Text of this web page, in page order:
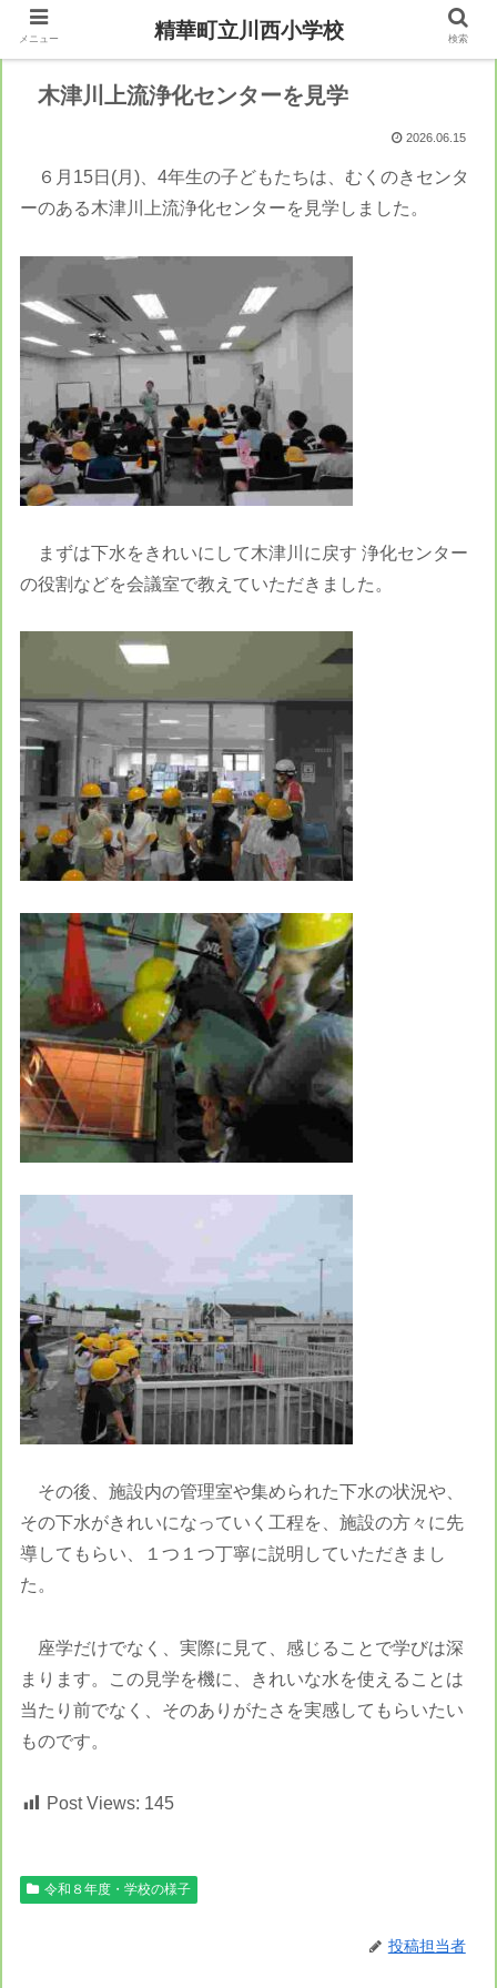
木津川上流浄化センターを見学
2026.06.15
６月15日(月)、4年生の子どもたちは、むくのきセンタ
ーのある木津川上流浄化センターを見学しました。
まずは下水をきれいにして木津川に戻す 浄化センター
の役割などを会議室で教えていただきました。
その後、施設内の管理室や集められた下水の状況や、
その下水がきれいになっていく工程を、施設の方々に先
導してもらい、１つ１つ丁寧に説明していただきまし
た。
座学だけでなく、実際に見て、感じることで学びは深
まります。この見学を機に、きれいな水を使えることは
当たり前でなく、そのありがたさを実感してもらいたい
ものです。
Post Views: 145
令和８年度・学校の様子
投稿担当者
メニュー 精華町立川西小学校 検索